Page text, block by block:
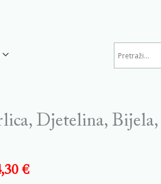
Djetelina, Bijela,
€